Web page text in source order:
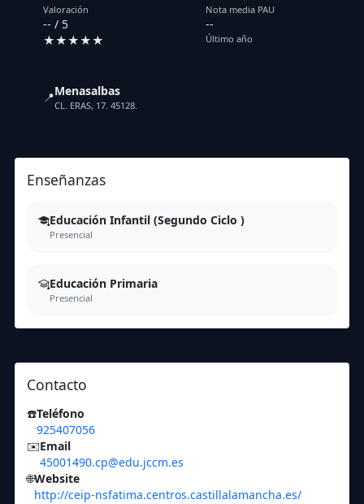
Valoración
-- / 5
★★★★★
Nota media PAU
--
Último año
📍Menasalbas
CL. ERAS, 17. 45128.
Enseñanzas
Educación Infantil (Segundo Ciclo )
Presencial
Educación Primaria
Presencial
Contacto
☎️Teléfono
925407056
✉️Email
45001490.cp@edu.jccm.es
🌐Website
http://ceip-nsfatima.centros.castillalamancha.es/